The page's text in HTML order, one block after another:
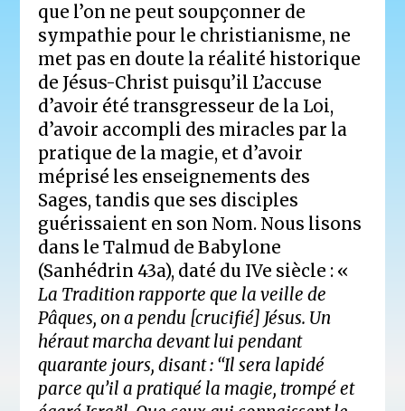
que l’on ne peut soupçonner de
sympathie pour le christianisme, ne
met pas en doute la réalité historique
de Jésus-Christ puisqu’il L’accuse
d’avoir été transgresseur de la Loi,
d’avoir accompli des miracles par la
pratique de la magie, et d’avoir
méprisé les enseignements des
Sages, tandis que ses disciples
guérissaient en son Nom. Nous lisons
dans le Talmud de Babylone
(Sanhédrin 43a), daté du IVe siècle : «
La Tradition rapporte que la veille de
Pâques, on a pendu [crucifié] Jésus. Un
héraut marcha devant lui pendant
quarante jours, disant : ‘‘Il sera lapidé
parce qu’il a pratiqué la magie, trompé et